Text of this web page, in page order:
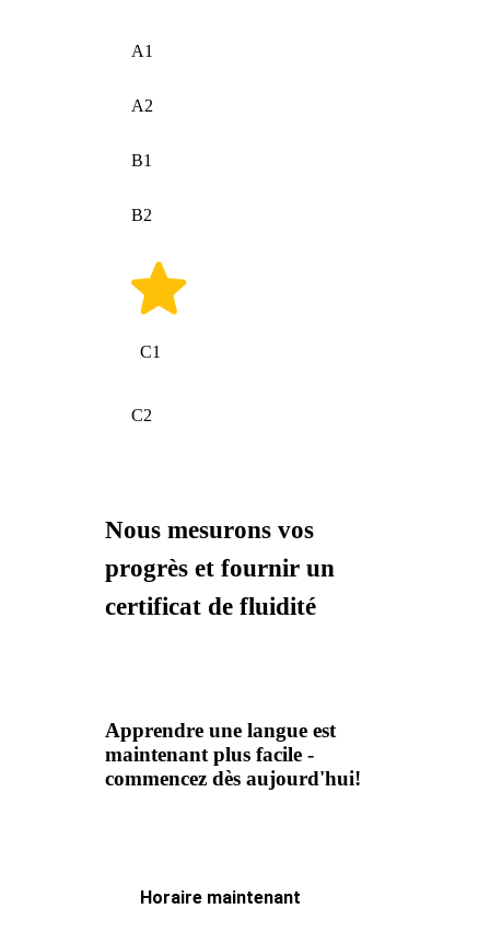
A1
A2
B1
B2
C1
C2
Nous mesurons vos
progrès et fournir un
certificat de fluidité
Apprendre une langue est
maintenant plus facile -
commencez dès aujourd'hui!
Horaire maintenant